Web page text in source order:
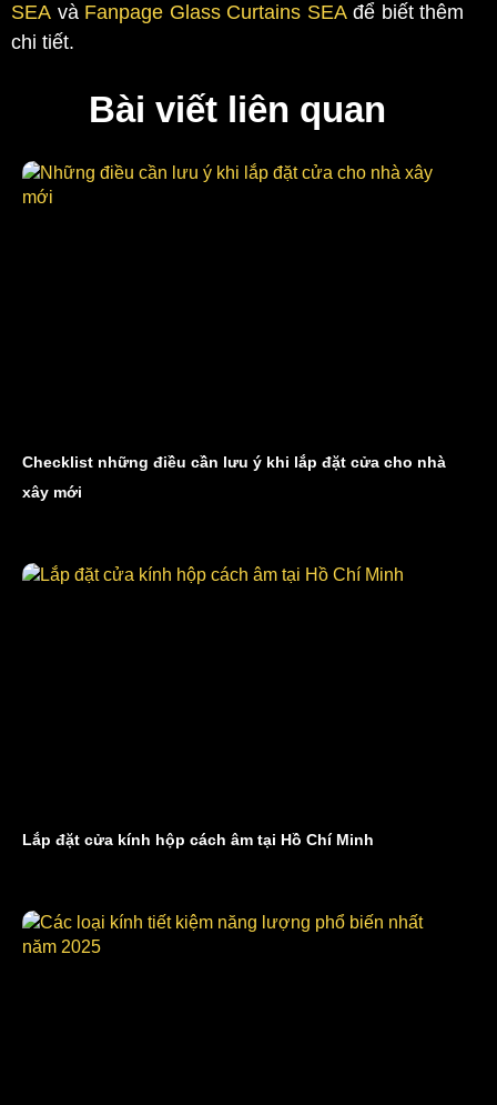
SEA và Fanpage Glass Curtains SEAđể biết thêm
chi tiết.
Bài viết liên quan
Checklist những điều cần lưu ý khi lắp đặt cửa cho nhà
xây mới
Lắp đặt cửa kính hộp cách âm tại Hồ Chí Minh